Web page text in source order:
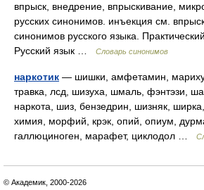
впрыск, внедрение, впрыскивание,
русских синонимов. инъекция см.
синонимов русского языка.
Русский язык …
Словарь синонимов
наркотик — шишки, амфетамин,
травка, лсд, шизуха, шмаль, фэнтэзи,
наркота, шиз, бензедрин, шизняк,
химия, морфий, крэк, опий, опиум,
галлюциноген, марафет, циклодол …
© Академик, 2000-2026